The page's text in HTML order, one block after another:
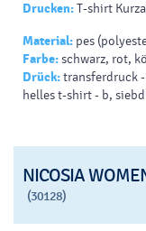
Drucken:T-shirt
Material: pes
Farbe:schwarz, rot,
Drück:transferdruck
helles t-shirt - b,
NICOSIA
(30128)